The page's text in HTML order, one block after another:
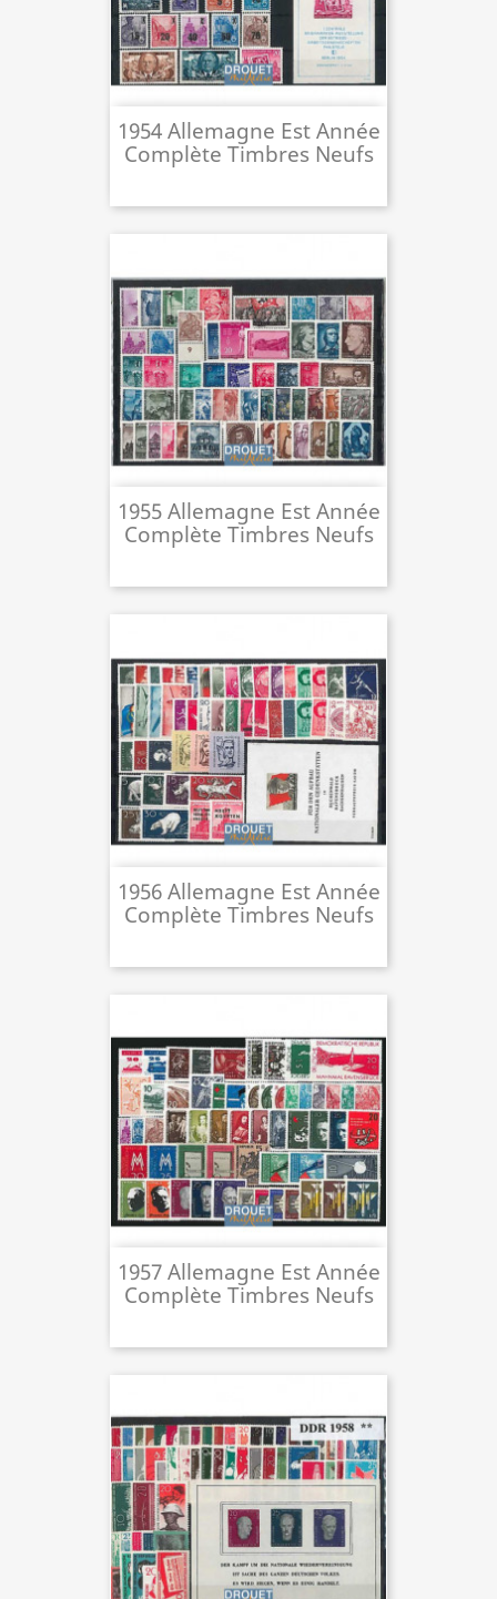
1954 Allemagne Est Année
Complète Timbres Neufs
1955 Allemagne Est Année
Complète Timbres Neufs
1956 Allemagne Est Année
Complète Timbres Neufs
1957 Allemagne Est Année
Complète Timbres Neufs